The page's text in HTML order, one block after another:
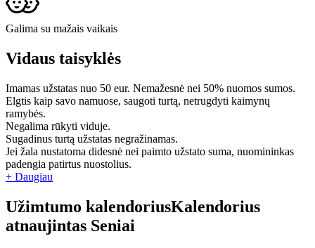
Galima su mažais vaikais
Vidaus taisyklės
Imamas užstatas nuo 50 eur. Nemažesnė nei 50% nuomos sumos.
Elgtis kaip savo namuose, saugoti turtą, netrugdyti kaimynų
ramybės.
Negalima rūkyti viduje.
Sugadinus turtą užstatas negražinamas.
Jei žala nustatoma didesnė nei paimto užstato suma, nuomininkas
padengia patirtus nuostolius.
+ Daugiau
Užimtumo kalendoriusKalendorius
atnaujintas Seniai